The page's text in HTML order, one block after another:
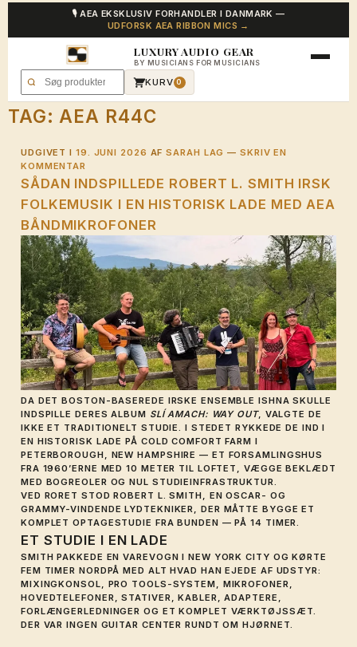
🎙️ AEA EKSKLUSIV FORHANDLER I DANMARK —
UDFORSK AEA RIBBON MICS →
LUXURY AUDIO GEAR
BY MUSICIANS FOR MUSICIANS
KURV 0
TAG: AEA R44C
UDGIVET I 19. JUNI 2026 AFSARAH LAG —SKRIV EN
KOMMENTAR
SÅDAN INDSPILLEDE ROBERT L. SMITH IRSK
FOLKEMUSIK I EN HISTORISK LADE MED AEA
BÅNDMIKROFONER
DA DET BOSTON-BASEREDE IRSKE ENSEMBLEISHNA SKULLE
INDSPILLE DERES ALBUM SLÍ AMACH: WAY OUT, VALGTE DE
IKKE ET TRADITIONELT STUDIE. I STEDET RYKKEDE DE IND I
EN HISTORISK LADE PÅ COLD COMFORT FARM I
PETERBOROUGH, NEW HAMPSHIRE — ET FORSAMLINGSHUS
FRA 1960’ERNE MED 10 METER TIL LOFTET, VÆGGE BEKLÆDT
MED BOGREOLER OG NUL STUDIEINFRASTRUKTUR.
VED RORET STODROBERT L. SMITH, EN OSCAR- OG
GRAMMY-VINDENDE LYDTEKNIKER, DER MÅTTE BYGGE ET
KOMPLET OPTAGESTUDIE FRA BUNDEN — PÅ 14 TIMER.
ET STUDIE I EN LADE
SMITH PAKKEDE EN VAREVOGN I NEW YORK CITY OG KØRTE
FEM TIMER NORDPÅ MED ALT HVAD HAN EJEDE AF UDSTYR:
MIXINGKONSOL, PRO TOOLS-SYSTEM, MIKROFONER,
HOVEDTELEFONER, STATIVER, KABLER, ADAPTERE,
FORLÆNGERLEDNINGER OG ET KOMPLET VÆRKTØJSSÆT.
DER VAR INGEN GUITAR CENTER RUNDT OM HJØRNET.